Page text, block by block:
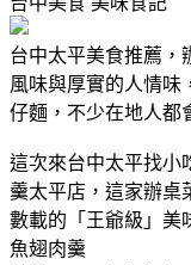
台中太平美食推薦，
風味與厚實的人情味
仔麵，不少在地人都
這次來台中太平找小
羹太平店，這家辦桌
數載的「王爺級」美
魚翅肉羹